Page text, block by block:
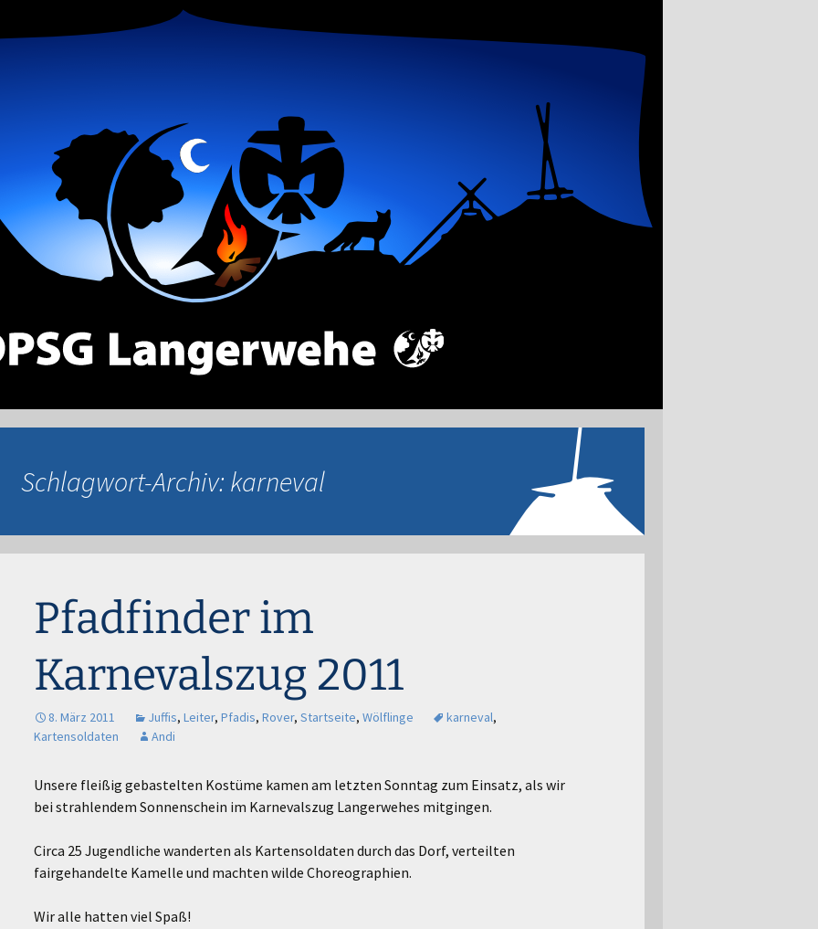
Langerwehe
Pfadfinderschaft St. Georg
Schlagwort-Archiv: karneval
Pfadfinder im
Karnevalszug 2011
8. März 2011 Juffis, Leiter, Pfadis, Rover, Startseite, Wölflinge karneval,
Kartensoldaten
Andi
Unsere fleißig gebastelten Kostüme kamen am letzten Sonntag zum Einsatz, als wir
bei strahlendem Sonnenschein im Karnevalszug Langerwehes mitgingen.
Circa 25 Jugendliche wanderten als Kartensoldaten durch das Dorf, verteilten
fairgehandelte Kamelle und machten wilde Choreographien.
Wir alle hatten viel Spaß!